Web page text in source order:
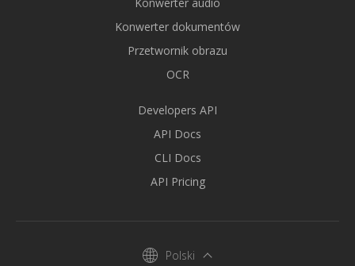
Konwerter dokumentów
Przetwornik obrazu
OCR
Developers API
API Docs
CLI Docs
API Pricing
Polski